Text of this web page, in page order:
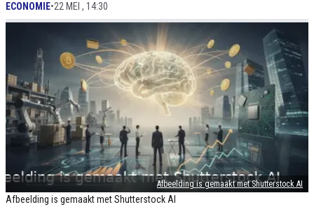
Afbeelding is gemaakt met Shutterstock AI
Afbeelding is gemaakt met Shutterstock AI
ECONOMIE•22 MEI , 14:30